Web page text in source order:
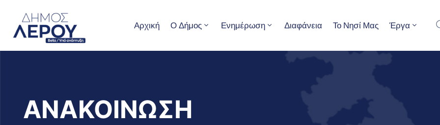
Αρχική Ο Δήμος Ενημέρωση Διαφάνεια Το Νησί Μας Έργα
ΑΝΑΚΟΙΝΩΣΗ